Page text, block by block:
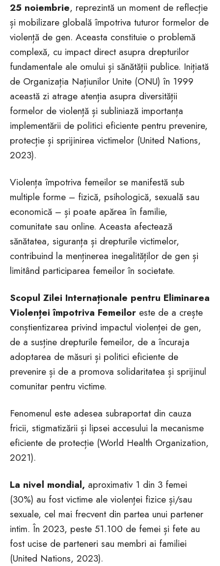
25 noiembrie, reprezintă un moment de reflecție
și mobilizare globală împotriva tuturor formelor de
violență de gen. Aceasta constituie o problemă
complexă, cu impact direct asupra drepturilor
fundamentale ale omului și sănătății publice. Inițiată
de Organizația Națiunilor Unite (ONU) în 1999
această zi atrage atenția asupra diversității
formelor de violență și subliniază importanța
implementării de politici eficiente pentru prevenire,
protecție și sprijinirea victimelor (United Nations,
2023).
Violența împotriva femeilor se manifestă sub
multiple forme – fizică, psihologică, sexuală sau
economică – și poate apărea în familie,
comunitate sau online. Aceasta afectează
sănătatea, siguranța și drepturile victimelor,
contribuind la menținerea inegalităților de gen și
limitând participarea femeilor în societate.
Scopul Zilei Internaționale pentru Eliminarea
Violenței împotriva Femeilor este de a crește
conștientizarea privind impactul violenței de gen,
de a susține drepturile femeilor, de a încuraja
adoptarea de măsuri și politici eficiente de
prevenire și de a promova solidaritatea și sprijinul
comunitar pentru victime.
Fenomenul este adesea subraportat din cauza
fricii, stigmatizării și lipsei accesului la mecanisme
eficiente de protecție (World Health Organization,
2021).
La nivel mondial, aproximativ 1 din 3 femei
(30%) au fost victime ale violenței fizice și/sau
sexuale, cel mai frecvent din partea unui partener
intim. În 2023, peste 51.100 de femei și fete au
fost ucise de parteneri sau membri ai familiei
(United Nations, 2023).